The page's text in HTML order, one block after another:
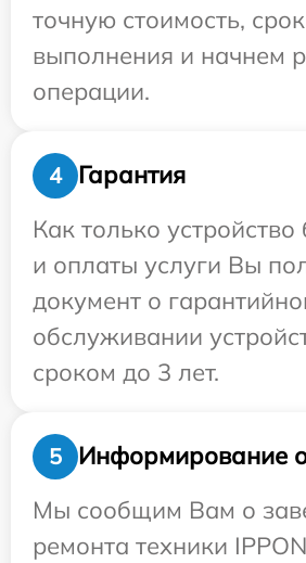
точную стоимость,
выполнения и начнем
операции.
4
Гарантия
Как только устройство
и оплаты услуги Вы
документ о
обслуживании
сроком до 3 лет.
5
Информирование о
Мы сообщим Вам о
ремонта техники